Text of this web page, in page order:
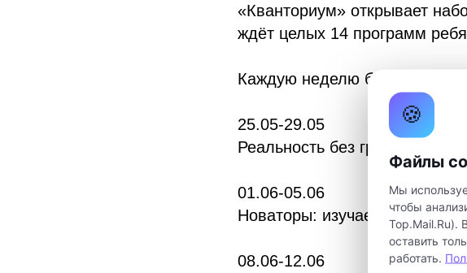
«Кванториум» открывает
ждёт целых 14 программ
Каждую неделю будет новая
25.05-29.05
Реальность без границ: VR/
01.06-05.06
Новаторы: изучаем
08.06-12.06
🍪
Файлы
Мы
чтобы
Top.Mail.Ru).
оставить
работать.